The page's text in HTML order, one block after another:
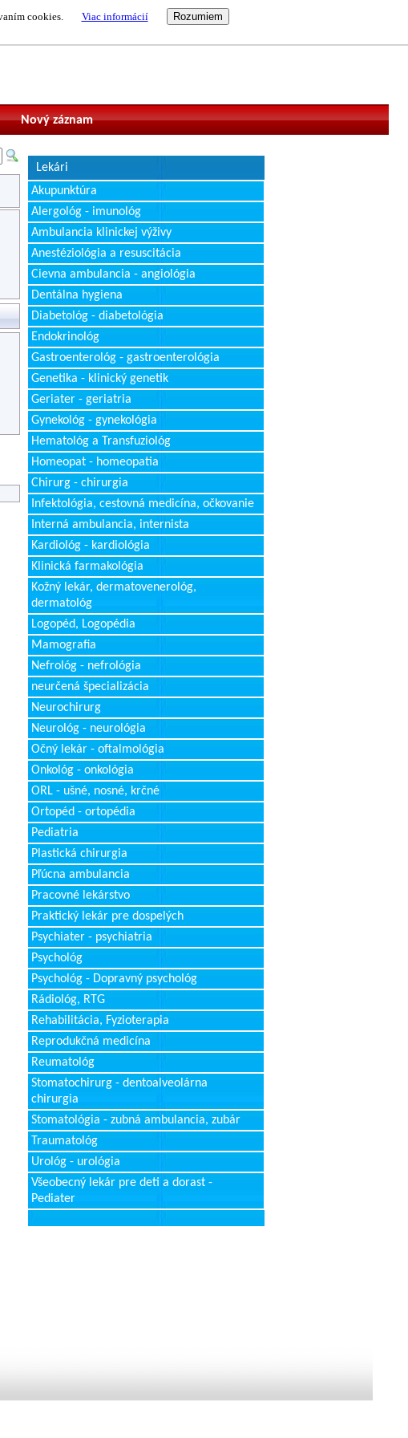
cookies. Viac informácií
Nový záznam
Lekári
Akupunktúra
Alergológ - imunológ
Ambulancia klinickej výživy
Anestéziológia a resuscitácia
Cievna ambulancia - angiológia
Dentálna hygiena
Diabetológ - diabetológia
Endokrinológ
Gastroenterológ - gastroenterológia
Genetika - klinický genetik
Geriater - geriatria
Gynekológ - gynekológia
Hematológ a Transfuziológ
Homeopat - homeopatia
Chirurg - chirurgia
Infektológia, cestovná medicína, očkovanie
Interná ambulancia, internista
Kardiológ - kardiológia
Klinická farmakológia
Kožný lekár, dermatovenerológ,
dermatológ
Logopéd, Logopédia
Mamografia
Nefrológ - nefrológia
neurčená špecializácia
Neurochirurg
Neurológ - neurológia
Očný lekár - oftalmológia
Onkológ - onkológia
ORL - ušné, nosné, krčné
Ortopéd - ortopédia
Pediatria
Plastická chirurgia
Pľúcna ambulancia
Pracovné lekárstvo
Praktický lekár pre dospelých
Psychiater - psychiatria
Psychológ
Psychológ - Dopravný psychológ
Rádiológ, RTG
Rehabilitácia, Fyzioterapia
Reprodukčná medicína
Reumatológ
Stomatochirurg - dentoalveolárna
chirurgia
Stomatológia - zubná ambulancia, zubár
Traumatológ
Urológ - urológia
Všeobecný lekár pre deti a dorast -
Pediater